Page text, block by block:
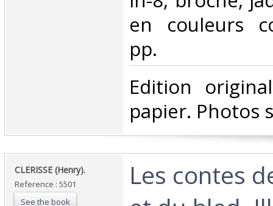
en couleurs
pp. ‎
‎Edition
papier. Photos
‎CLERISSE (Henry).‎
Reference : 5501
See the book
‎Les contes